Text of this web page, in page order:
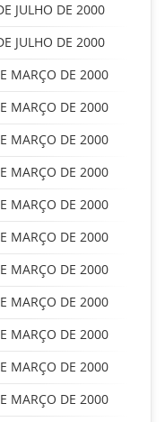
JULHO DE 2000
JULHO DE 2000
MARÇO DE 2000
MARÇO DE 2000
MARÇO DE 2000
MARÇO DE 2000
MARÇO DE 2000
MARÇO DE 2000
MARÇO DE 2000
MARÇO DE 2000
MARÇO DE 2000
MARÇO DE 2000
MARÇO DE 2000